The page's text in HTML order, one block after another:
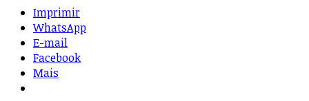
Imprimir
WhatsApp
E-mail
Facebook
Mais